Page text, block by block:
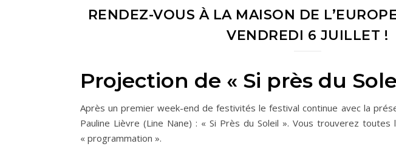
RENDEZ-VOUS À LA MAISON DE
VENDREDI 6 JUILLET !
Projection de « Si près du
Après un premier week-end de festivités le festival continue avec la
Pauline Lièvre (Line Nane) : « Si Près du Soleil ». Vous trouverez
« programmation ».